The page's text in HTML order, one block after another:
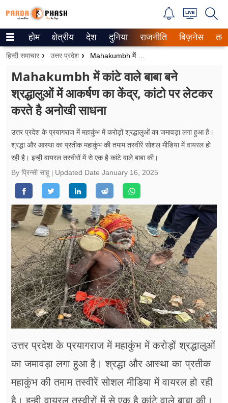
Trending on Google News
वेब स्टोरीज
उत्तर प्रदेश
वीडियो
रिलेशनशिप
जीवन मंत्रा
फूड
सेहत
ब्‍यूटी
जॉब्स
शिक्षा
अन्य खबरें
होम क्षेत्रीय देश दुनिया राजनीति बिज़नेस
हिन्दी समाचार उत्तर प्रदेश
Mahakumbh में कांटे वाले बाबा बने
श्रद्धालुओं में आकर्षण का केंद्र, कांटो पर लेटकर
करते है अनोखी साधना
उत्तर प्रदेश के प्रयागराज में महाकुंभ में करोड़ों श्रद्धालुओं का जमावड़ा लगा हुआ है।
श्रद्धा और आस्था का प्रतीक महाकुंभ की तमाम तस्वीरें सोशल मीडिया में वायरल हो
रही है। इन्ही वायरल तस्वीरों में से एक है कांटे वाले बाबा की।
By प्रिन्सी साहू
Updated Date January 16, 2025
उत्तर प्रदेश के प्रयागराज में महाकुंभ में करोड़ों श्रद्धालुओं
का जमावड़ा लगा हुआ है। श्रद्धा और आस्था का प्रतीक
महाकुंभ की तमाम तस्वीरें सोशल मीडिया में वायरल हो रही
है। इन्ही वायरल तस्वीरों में से एक है कांटे वाले बाबा की।